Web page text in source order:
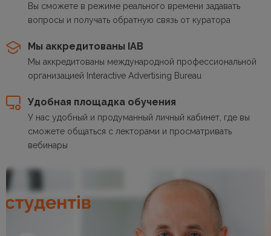
Вы сможете в режиме реального времени задавать
вопросы и получать обратную связь от куратора
Мы аккредитованы IAB
Мы аккредитованы международной профессиональной
организацией Interactive Advertising Bureau
Удобная площадка обучения
У нас удобный и продуманный личный кабинет, где вы
сможете общаться с лекторами и просматривать
вебинары